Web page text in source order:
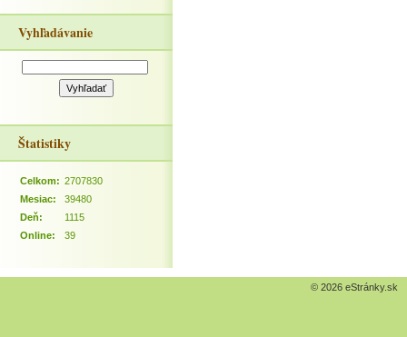
Vyhľadávanie
Štatistiky
Online: 39
Celkom: 2707830
Mesiac:
39480
Deň:
1115
© 2026 eStránky.sk